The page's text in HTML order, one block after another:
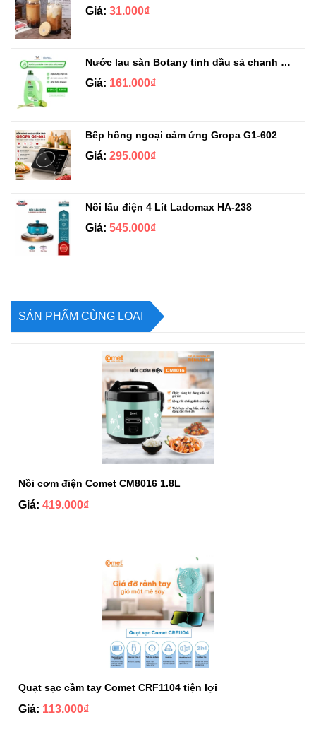
Giá: 31.000₫
Nước lau sàn Botany tinh dầu sả chanh chai 3.9kg
Giá: 161.000₫
Bếp hồng ngoại cảm ứng Gropa G1-602
Giá: 295.000₫
Nồi lẩu điện 4 Lít Ladomax HA-238
Giá: 545.000₫
SẢN PHẨM CÙNG LOẠI
Nồi cơm điện Comet CM8016 1.8L
Giá: 419.000₫
Quạt sạc cầm tay Comet CRF1104 tiện lợi
Giá: 113.000₫